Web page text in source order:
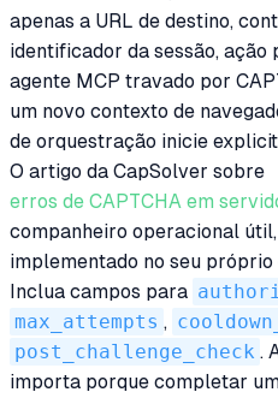
apenas a URL de destino,
identificador da sessão, ação
agente MCP travado por
um novo contexto de
de orquestração inicie
O artigo da CapSolver sobre
erros de CAPTCHA em
companheiro operacional
implementado no seu
Inclua campos para
max_attempts ,
post_challenge_check .
importa porque completar